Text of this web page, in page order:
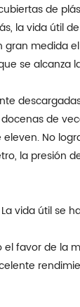
de
la vida útil
medida
se alcanza
de
No
la presión
vida útil se
favor de la